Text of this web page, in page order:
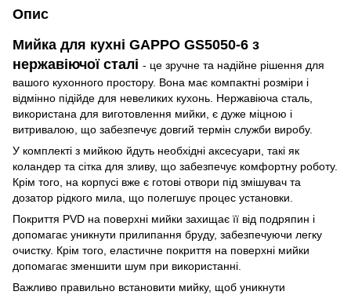
Опис
Мийка для кухні GAPPO GS5050-6 з
нержавіючої сталі - це зручне та надійне рішення для
вашого кухонного простору. Вона має компактні розміри і
відмінно підійде для невеликих кухонь. Нержавіюча сталь,
використана для виготовлення мийки, є дуже міцною і
витривалою, що забезпечує довгий термін служби виробу.
У комплекті з мийкою йдуть необхідні аксесуари, такі як
коландер та сітка для зливу, що забезпечує комфортну роботу.
Крім того, на корпусі вже є готові отвори під змішувач та
дозатор рідкого мила, що полегшує процес установки.
Покриття PVD на поверхні мийки захищає її від подряпин і
допомагає уникнути прилипання бруду, забезпечуючи легку
очистку. Крім того, еластичне покриття на поверхні мийки
допомагає зменшити шум при використанні.
Важливо правильно встановити мийку, щоб уникнути